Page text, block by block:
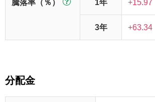
騰落率（％） 1年 +15.97
3年 +63.34
分配金